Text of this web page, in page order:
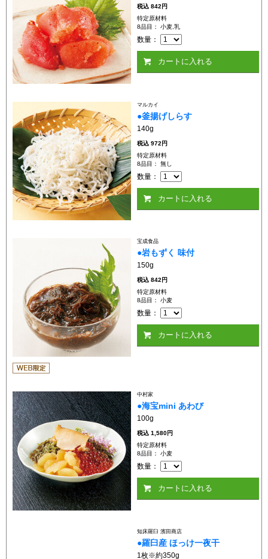
税込842円
特定原材料
8品目： 小麦,乳
数量：
カートに入れる
マルカイ
●釜揚げしらす
140g
税込972円
特定原材料
8品目： 無し
数量：
カートに入れる
宝成食品
●岩もずく 味付
150g
税込842円
特定原材料
8品目： 小麦
数量：
カートに入れる
中村家
●海宝mini あわび
100g
税込1,580円
特定原材料
8品目： 小麦
数量：
カートに入れる
知床羅臼 濱田商店
●羅臼産 ほっけ一夜干
1枚※約350g